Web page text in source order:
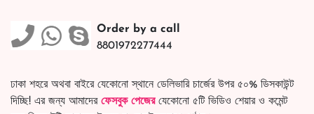
Order by a call
8801972277444
ঢাকা শহরে অথবা বাইরে যেকোনো স্থানে ডেলিভারি চার্জের উপর ৫০% ডিসকাউন্ট
দিচ্ছি! এর জন্য আমাদের ফেসবুক পেজেরযেকোনো ৫টি ভিডিও শেয়ার ও কমেন্ট